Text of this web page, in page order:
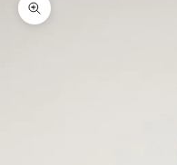
Zoomer sur l'image